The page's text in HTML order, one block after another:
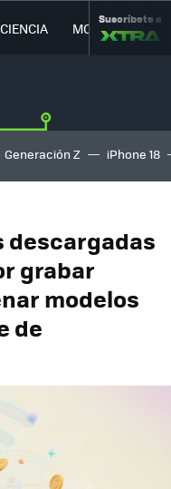
CIENCIA MOVILIDAD
Suscríbete a
Generación Z iPhone 18
descargadas
grabar
modelos
de